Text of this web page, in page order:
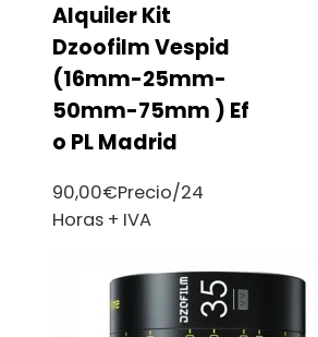
Alquiler Kit
Dzoofilm Vespid
(16mm-25mm-
50mm-75mm ) Ef
o PL Madrid
90,00€Precio/24
Horas + IVA